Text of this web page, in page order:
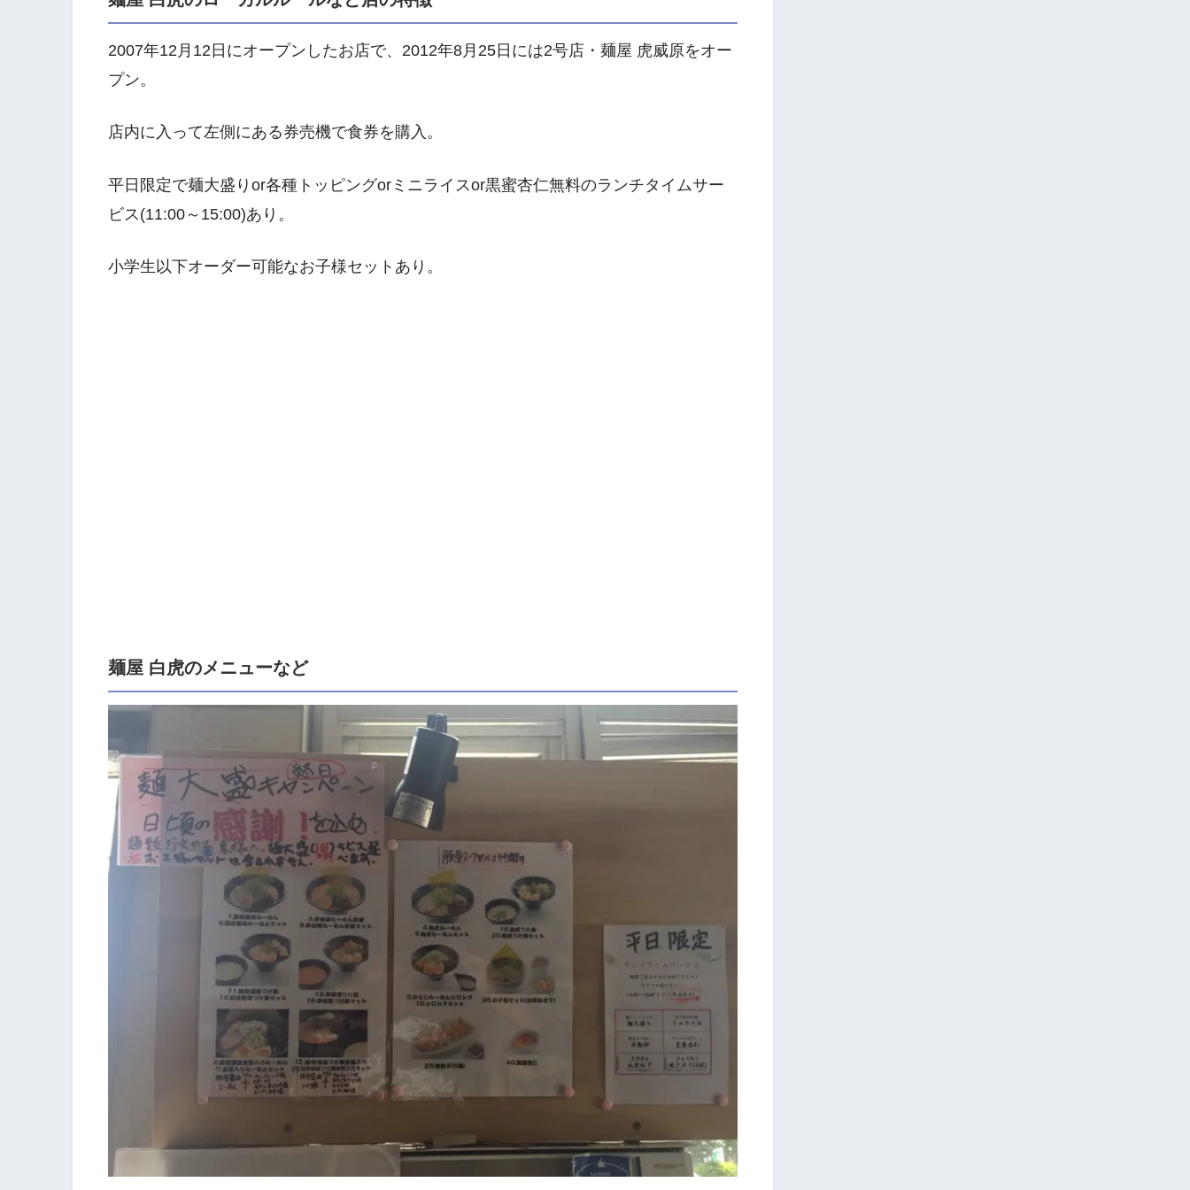
2007年12月12日にオープンしたお店で、2012年8月25日には2号店・麺屋 虎威原をオー
プン。
店内に入って左側にある券売機で食券を購入。
平日限定で麺大盛りor各種トッピングorミニライスor黒蜜杏仁無料のランチタイムサー
ビス(11:00～15:00)あり。
小学生以下オーダー可能なお子様セットあり。
麺屋 白虎のメニューなど